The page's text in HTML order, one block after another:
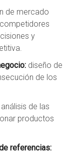
de mercado
y
diseño de
de los
análisis de las
productos
referencias: